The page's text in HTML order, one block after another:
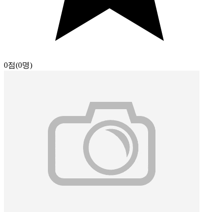
0점(0명)